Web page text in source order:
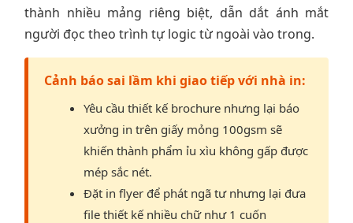
thành nhiều mảng riêng biệt, dẫn dắt ánh mắt
người đọc theo trình tự logic từ ngoài vào trong.
Cảnh báo sai lầm khi giao tiếp với nhà in:
Yêu cầu thiết kế brochure nhưng lại báo
xưởng in trên giấy mỏng 100gsm sẽ
khiến thành phẩm ỉu xìu không gấp được
mép sắc nét.
Đặt in flyer để phát ngã tư nhưng lại đưa
file thiết kế nhiều chữ như 1 cuốn